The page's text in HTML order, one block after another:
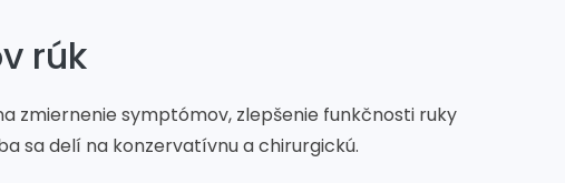
rúk
zmiernenie symptómov, zlepšenie funkčnosti ruky
sa delí na konzervatívnu a chirurgickú.